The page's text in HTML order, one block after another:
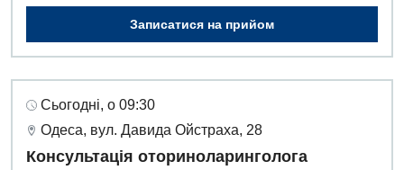
Дитяча алергологія
Дитяча гастроентерологія
Дитяча ендокринологія
Дитяча кардіоревматологія
Записатися на прийом
Сьогодні, о 09:30
Одеса, вул. Давида Ойстраха, 28
Консультація оториноларинголога